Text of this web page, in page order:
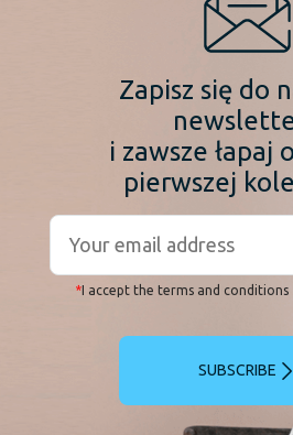
Zapisz się do
i zawsze łapaj
pierwszej
*I accept the terms and conditions
SUBSCRIBE